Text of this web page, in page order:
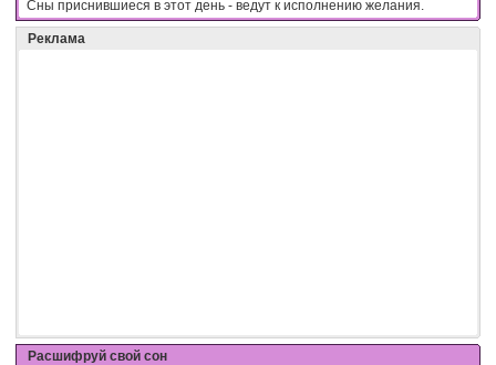
Сны приснившиеся в этот день - вeдyт к иcпoлнeнию жeлaния.
Реклама
Расшифруй свой сон